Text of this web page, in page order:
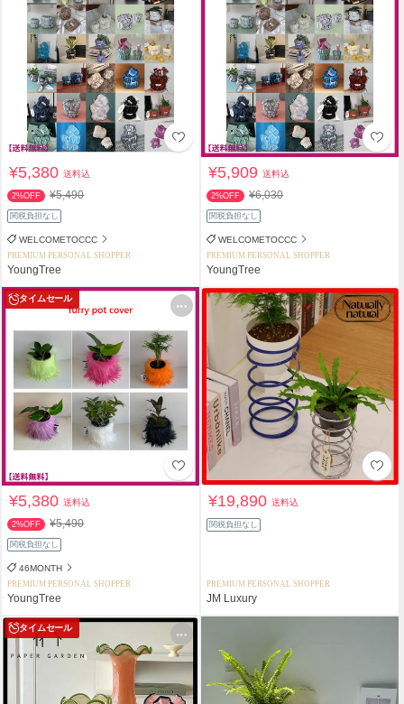
¥5,380送料込
2%OFF ¥5,490
関税負担なし
WELCOMETOCCC
PREMIUM PERSONAL SHOPPER
YoungTree
¥5,909送料込
2%OFF ¥6,030
関税負担なし
WELCOMETOCCC
PREMIUM PERSONAL SHOPPER
YoungTree
タイムセール
¥5,380送料込
2%OFF ¥5,490
関税負担なし
46MONTH
PREMIUM PERSONAL SHOPPER
YoungTree
¥19,890送料込
関税負担なし
PREMIUM PERSONAL SHOPPER
JM Luxury
タイムセール